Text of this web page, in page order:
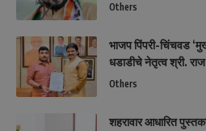
Others
भाजप पिंपरी-चिंचवड
धडाडीचे नेतृत्व श्री.
Others
शहरावार आधारित